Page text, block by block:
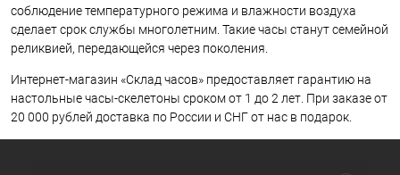
соблюдение температурного режима и влажности воздуха
сделает срок службы многолетним. Такие часы станут семейной
реликвией, передающейся через поколения.
Интернет-магазин «Склад часов» предоставляет гарантию на
настольные часы-скелетоны сроком от 1 до 2 лет. При заказе от
20 000 рублей доставка по России и СНГ от нас в подарок.